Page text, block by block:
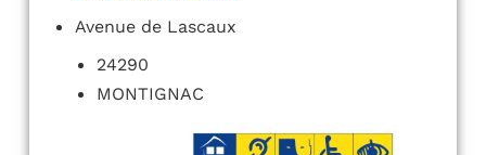
Avenue de Lascaux
24290
MONTIGNAC